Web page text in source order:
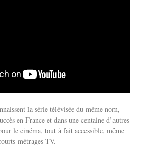
la série télévisée du même nom,
en France et dans une centaine d’autres
le cinéma, tout à fait accessible, même
métrages TV.